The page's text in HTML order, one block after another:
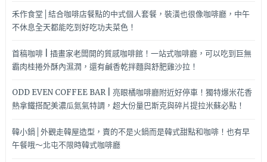
禾作食堂│結合咖啡店餐點的中式個人套餐，裝潢也很像咖啡廳，中午
不休息全天都能吃到好吃功夫菜色！
首稿咖啡 | 插畫家老闆開的質感咖啡館！一站式咖啡廳，可以吃到巨無
霸肉桂捲外酥內濕潤，還有鹹香乾拌麵與舒肥雞沙拉！
ODD EVEN COFFEE BAR | 亮眼橘咖啡廳附近好停車！獨特爆米花香
熱拿鐵搭配美濃瓜氮氣特調，超大份量巴斯克與碎片提拉米蘇必點！
韓小鍋│外觀走韓屋造型，賣的不是火鍋而是韓式甜點和咖啡！也有早
午餐哦～北屯不限時韓式咖啡廳